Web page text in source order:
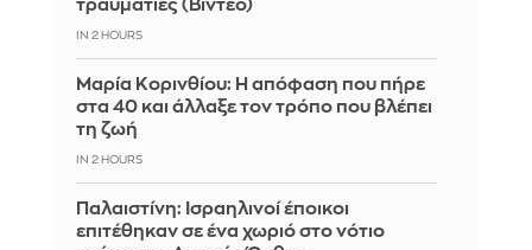
τραυματίες (Βίντεο)
IN 2 HOURS
Μαρία Κορινθίου: Η απόφαση που πήρε
στα 40 και άλλαξε τον τρόπο που βλέπει
τη ζωή
IN 2 HOURS
Παλαιστίνη: Ισραηλινοί έποικοι
επιτέθηκαν σε ένα χωριό στο νότιο